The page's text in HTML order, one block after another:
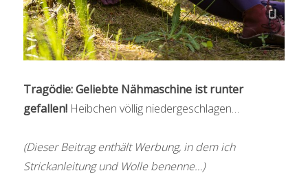
Tragödie: Geliebte Nähmaschine ist runter
gefallen! Heibchen völlig niedergeschlagen…
(Dieser Beitrag enthält Werbung, in dem ich
Strickanleitung und Wolle benenne…)